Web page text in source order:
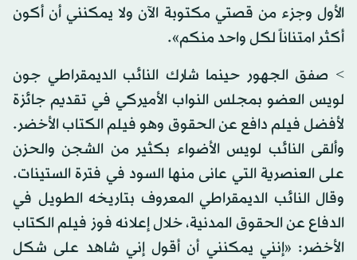
الأول وجزء من قصتي مكتوبة الآن ولا يمكنني أن أكون
أكثر امتناناً لكل واحد منكم».
> صفق الجهور حينما شارك النائب الديمقراطي جون
لويس العضو بمجلس النواب الأميركي في تقديم جائزة
لأفضل فيلم دافع عن الحقوق وهو فيلم الكتاب الأخضر.
وألقى النائب لويس الأضواء بكثير من الشجن والحزن
على العنصرية التي عانى منها السود في فترة الستينات.
وقال النائب الديمقراطي المعروف بتاريخه الطويل في
الدفاع عن الحقوق المدنية، خلال إعلانه فوز فيلم الكتاب
الأخضر: «إنني يمكنني أن أقول إني شاهد على شكل